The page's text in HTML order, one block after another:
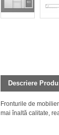
Descriere
Fronturile de
mai înaltă calitate,